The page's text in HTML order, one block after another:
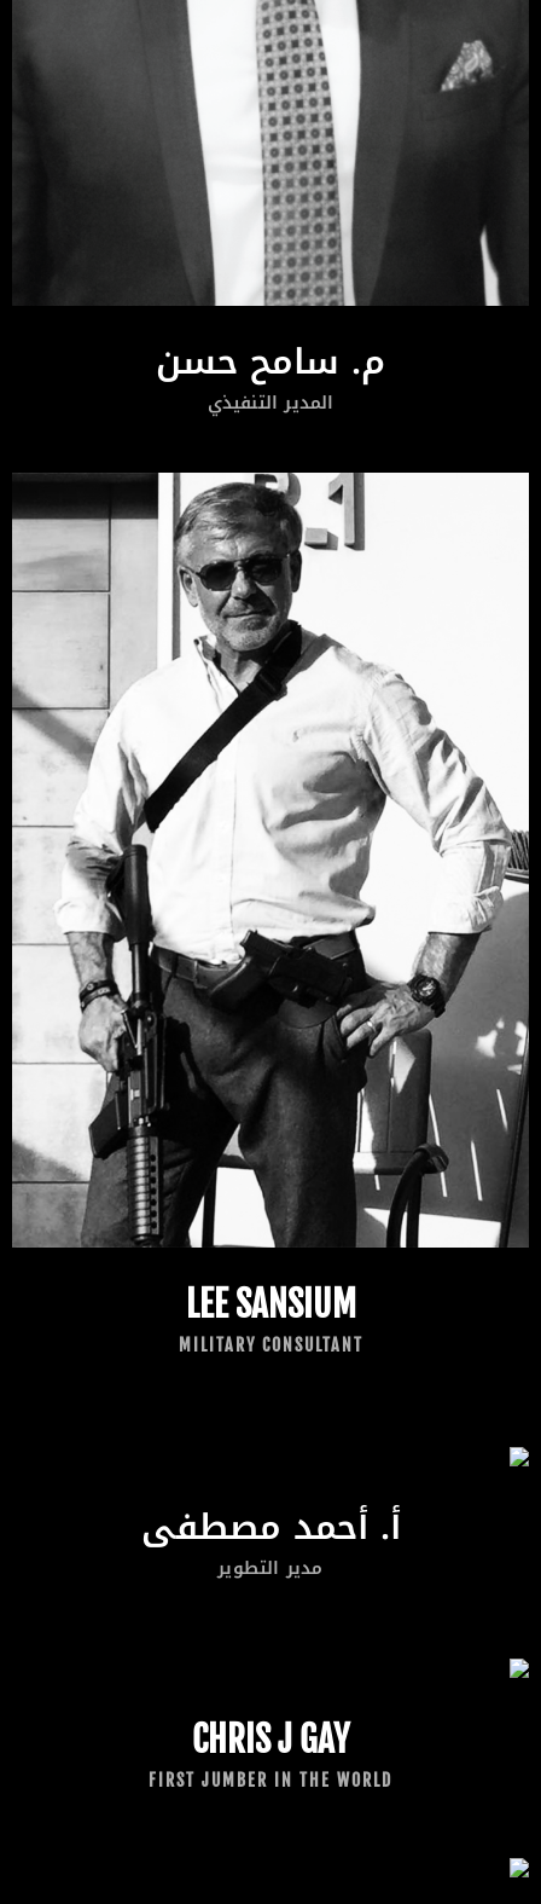
م. سامح حسن
المدير التنفيذي
LEE SANSIUM
MILITARY CONSULTANT
أ. أحمد مصطفى
مدير التطوير
CHRIS J GAY
FIRST JUMBER IN THE WORLD